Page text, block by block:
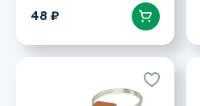
48 ₽
Брелок-открывалка Tao
Артикул 11801807